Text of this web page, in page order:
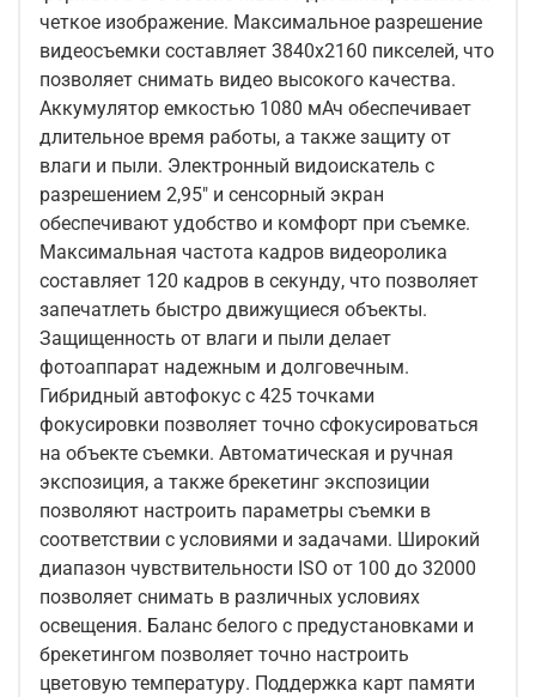
четкое изображение. Максимальное разрешение
видеосъемки составляет 3840x2160 пикселей, что
позволяет снимать видео высокого качества.
Аккумулятор емкостью 1080 мАч обеспечивает
длительное время работы, а также защиту от
влаги и пыли. Электронный видоискатель с
разрешением 2,95" и сенсорный экран
обеспечивают удобство и комфорт при съемке.
Максимальная частота кадров видеоролика
составляет 120 кадров в секунду, что позволяет
запечатлеть быстро движущиеся объекты.
Защищенность от влаги и пыли делает
фотоаппарат надежным и долговечным.
Гибридный автофокус с 425 точками
фокусировки позволяет точно сфокусироваться
на объекте съемки. Автоматическая и ручная
экспозиция, а также брекетинг экспозиции
позволяют настроить параметры съемки в
соответствии с условиями и задачами. Широкий
диапазон чувствительности ISO от 100 до 32000
позволяет снимать в различных условиях
освещения. Баланс белого с предустановками и
брекетингом позволяет точно настроить
цветовую температуру. Поддержка карт памяти